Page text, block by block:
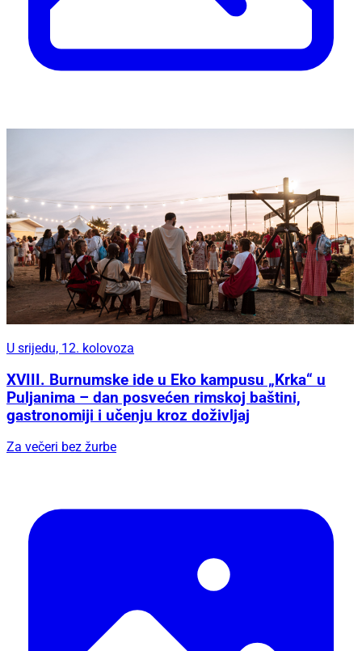
U srijedu, 12. kolovoza
XVIII. Burnumske ide u Eko kampusu „Krka“ u
Puljanima – dan posvećen rimskoj baštini,
gastronomiji i učenju kroz doživljaj
Za večeri bez žurbe